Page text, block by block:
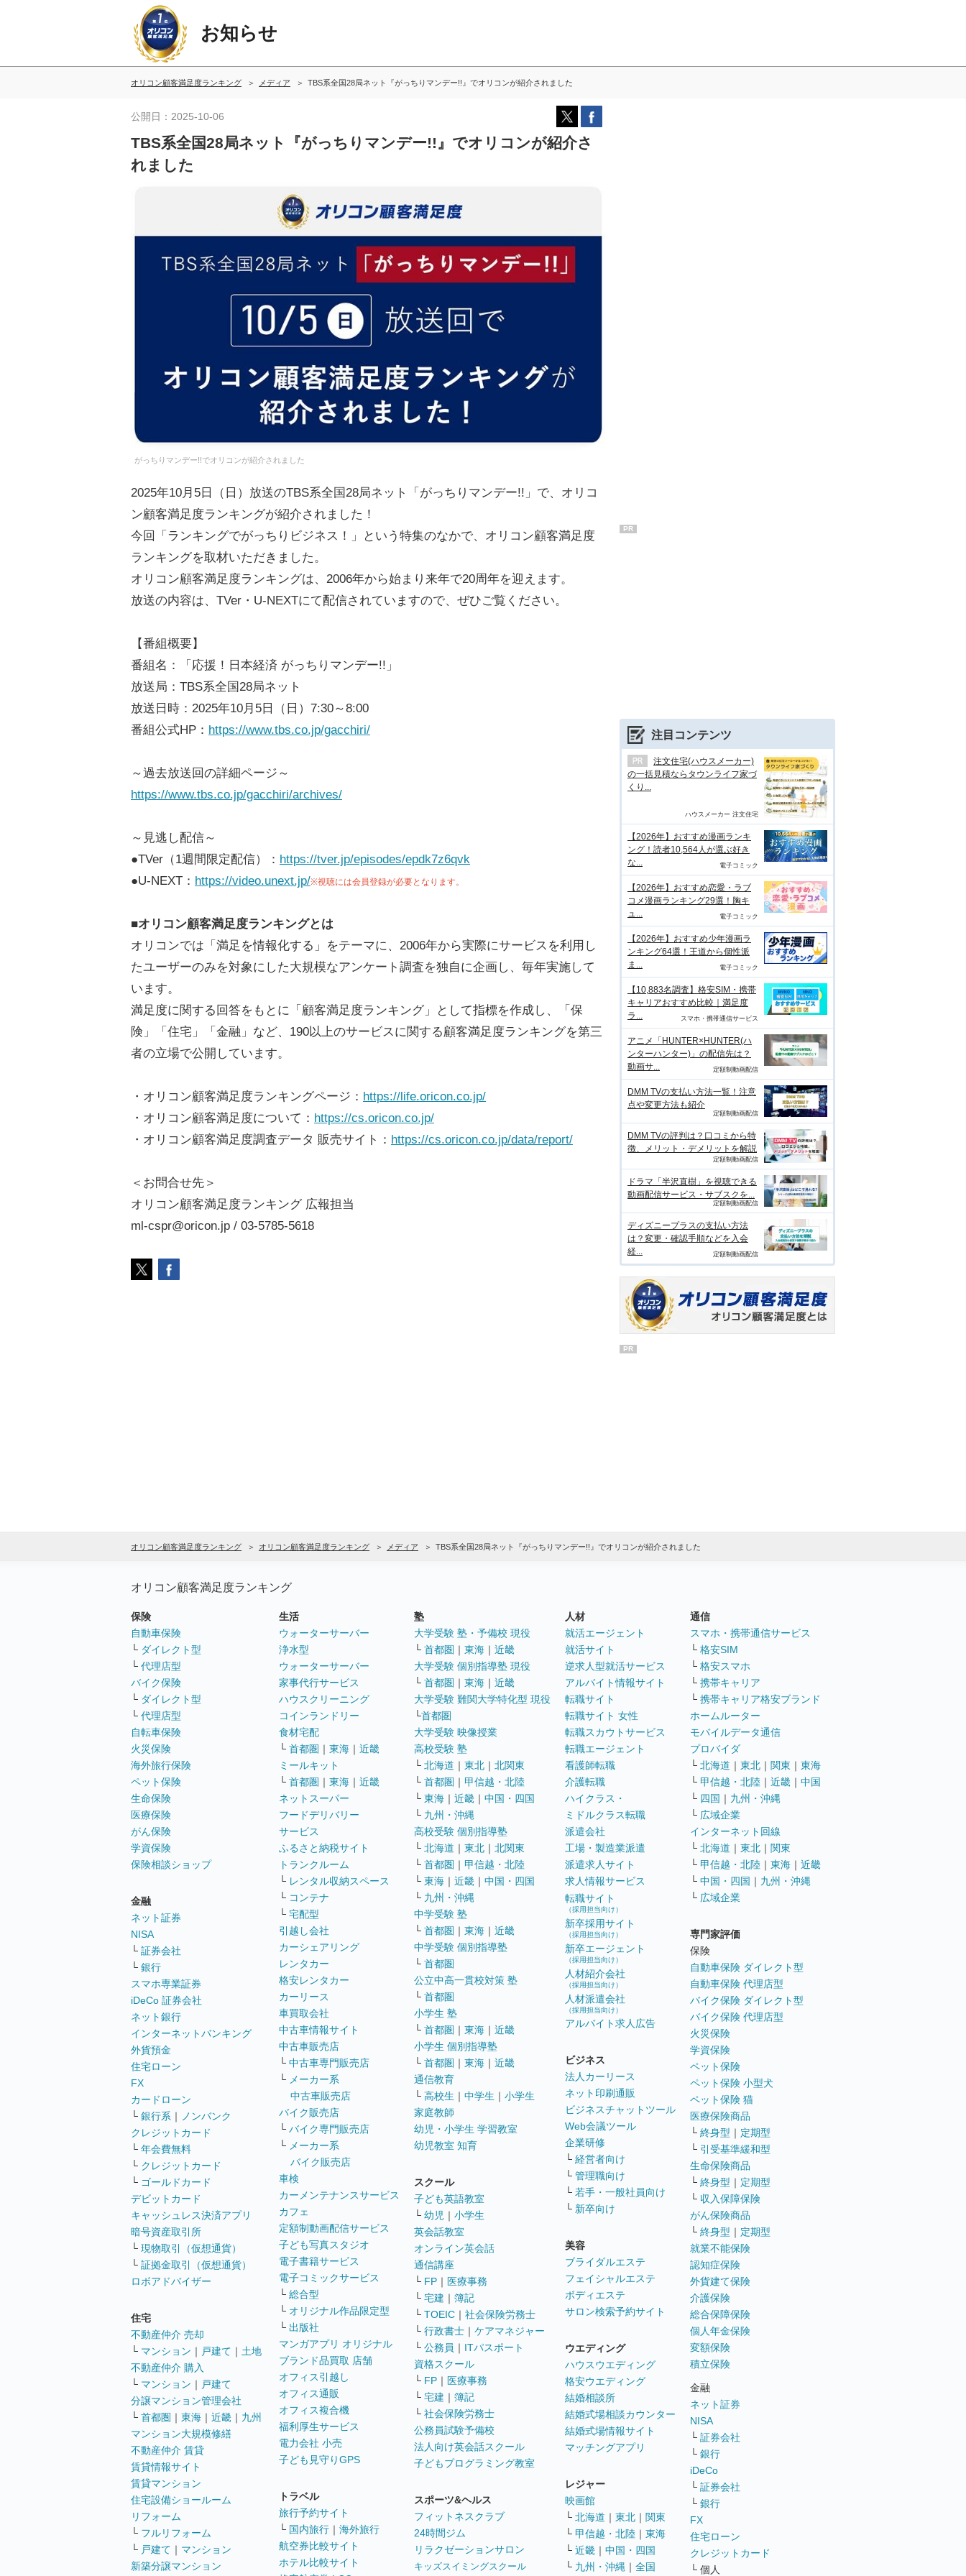
お知らせ
オリコン顧客満足度ランキング メディア TBS系全国28局ネット『がっちりマンデー!!』でオリコンが紹介されました
公開日：2025-10-06
TBS系全国28局ネット『がっちりマンデー!!』でオリコンが紹介さ
れました
がっちりマンデー!!でオリコンが紹介されました
2025年10月5日（日）放送のTBS系全国28局ネット「がっちりマンデー!!」で、オリコ
ン顧客満足度ランキングが紹介されました！
今回「ランキングでがっちりビジネス！」という特集のなかで、オリコン顧客満足度
ランキングを取材いただきました。
オリコン顧客満足度ランキングは、2006年から始まり来年で20周年を迎えます。
放送の内容は、TVer・U-NEXTにて配信されていますので、ぜひご覧ください。
【番組概要】
番組名：「応援！日本経済 がっちりマンデー!!」
放送局：TBS系全国28局ネット
放送日時：2025年10月5日（日）7:30～8:00
番組公式HP： https://www.tbs.co.jp/gacchiri/
～過去放送回の詳細ページ～
https://www.tbs.co.jp/gacchiri/archives/
～見逃し配信～
●TVer（1週間限定配信）： https://tver.jp/episodes/epdk7z6qvk
●U-NEXT： https://video.unext.jp/※視聴には会員登録が必要となります。
■オリコン顧客満足度ランキングとは
オリコンでは「満足を情報化する」をテーマに、2006年から実際にサービスを利用し
たユーザーのみを対象にした大規模なアンケート調査を独自に企画し、毎年実施して
います。
満足度に関する回答をもとに「顧客満足度ランキング」として指標を作成し、「保
険」「住宅」「金融」など、190以上のサービスに関する顧客満足度ランキングを第三
者の立場で公開しています。
・オリコン顧客満足度ランキングページ： https://life.oricon.co.jp/
・オリコン顧客満足度について： https://cs.oricon.co.jp/
・オリコン顧客満足度調査データ 販売サイト： https://cs.oricon.co.jp/data/report/
＜お問合せ先＞
オリコン顧客満足度ランキング 広報担当
ml-cspr@oricon.jp / 03-5785-5618
PR
注目コンテンツ
注文住宅(ハウスメーカー)
の一括見積ならタウンライフ家づ
くり...
ハウスメーカー 注文住宅
【2026年】おすすめ漫画ランキ
ング！読者10,564人が選ぶ好き
な...
電子コミック
【2026年】おすすめ恋愛・ラブ
コメ漫画ランキング29選！胸キ
ュ...
電子コミック
【2026年】おすすめ少年漫画ラ
ンキング64選！王道から個性派
ま...
電子コミック
【10,883名調査】格安SIM・携帯
キャリアおすすめ比較｜満足度
ラ...
スマホ・携帯通信サービス
アニメ「HUNTER×HUNTER(ハ
ンターハンター)」の配信先は？
動画サ...
定額制動画配信
DMM TVの支払い方法一覧！注意
点や変更方法も紹介
定額制動画配信
DMM TVの評判は？口コミから特
徴、メリット・デメリットを解説
定額制動画配信
ドラマ「半沢直樹」を視聴できる
動画配信サービス・サブスクを...
定額制動画配信
ディズニープラスの支払い方法
は？変更・確認手順などを入会
経...
定額制動画配信
PR
オリコン顧客満足度ランキング オリコン顧客満足度ランキング メディア TBS系全国28局ネット『がっちりマンデー!!』でオリコンが紹介されました
オリコン顧客満足度ランキング
保険
自動車保険
└ ダイレクト型
└ 代理店型
バイク保険
└ ダイレクト型
└ 代理店型
自転車保険
火災保険
海外旅行保険
ペット保険
生命保険
医療保険
がん保険
学資保険
保険相談ショップ
金融
ネット証券
NISA
└ 証券会社
└ 銀行
スマホ専業証券
iDeCo 証券会社
ネット銀行
インターネットバンキング
外貨預金
住宅ローン
FX
カードローン
└ 銀行系 ｜
ノンバンク
クレジットカード
└ 年会費無料
└ クレジットカード
└ ゴールドカード
デビットカード
キャッシュレス決済アプリ
暗号資産取引所
└ 現物取引（仮想通貨）
└ 証拠金取引（仮想通貨）
ロボアドバイザー
住宅
不動産仲介 売却
└ マンション ｜ 戸建て ｜ 土地
不動産仲介 購入
└ マンション ｜ 戸建て
分譲マンション管理会社
└ 首都圏 ｜ 東海 ｜ 近畿 ｜ 九州
マンション大規模修繕
不動産仲介 賃貸
賃貸情報サイト
賃貸マンション
住宅設備ショールーム
リフォーム
└ フルリフォーム
└ 戸建て ｜ マンション
新築分譲マンション
生活
ウォーターサーバー
浄水型
ウォーターサーバー
家事代行サービス
ハウスクリーニング
コインランドリー
食材宅配
└ 首都圏 ｜ 東海 ｜ 近畿
ミールキット
└ 首都圏 ｜ 東海 ｜ 近畿
ネットスーパー
フードデリバリー
サービス
ふるさと納税サイト
トランクルーム
└ レンタル収納スペース
└ コンテナ
└ 宅配型
引越し会社
カーシェアリング
レンタカー
格安レンタカー
カーリース
車買取会社
中古車情報サイト
中古車販売店
└ 中古車専門販売店
└ メーカー系
中古車販売店
バイク販売店
└ バイク専門販売店
└ メーカー系
バイク販売店
車検
カーメンテナンスサービス
カフェ
定額制動画配信サービス
子ども写真スタジオ
電子書籍サービス
電子コミックサービス
└ 総合型
└ オリジナル作品限定型
└ 出版社
マンガアプリ オリジナル
ブランド品買取 店舗
オフィス引越し
オフィス通販
オフィス複合機
福利厚生サービス
電力会社 小売
子ども見守りGPS
トラベル
旅行予約サイト
└ 国内旅行 ｜ 海外旅行
航空券比較サイト
ホテル比較サイト
塾
大学受験 塾・予備校 現役
└ 首都圏 ｜ 東海 ｜ 近畿
大学受験 個別指導塾 現役
└ 首都圏 ｜ 東海 ｜ 近畿
大学受験 難関大学特化型 現役
└首都圏
大学受験 映像授業
高校受験 塾
└ 北海道 ｜ 東北 ｜ 北関東
└ 首都圏 ｜ 甲信越・北陸
└ 東海 ｜ 近畿 ｜ 中国・四国
└ 九州・沖縄
高校受験 個別指導塾
└ 北海道 ｜ 東北 ｜ 北関東
└ 首都圏 ｜ 甲信越・北陸
└ 東海 ｜ 近畿 ｜ 中国・四国
└ 九州・沖縄
中学受験 塾
└ 首都圏 ｜ 東海 ｜ 近畿
中学受験 個別指導塾
└ 首都圏
公立中高一貫校対策 塾
└ 首都圏
小学生 塾
└ 首都圏 ｜ 東海 ｜ 近畿
小学生 個別指導塾
└ 首都圏 ｜ 東海 ｜ 近畿
通信教育
└ 高校生 ｜ 中学生 ｜ 小学生
家庭教師
幼児・小学生 学習教室
幼児教室 知育
スクール
子ども英語教室
└ 幼児 ｜ 小学生
英会話教室
オンライン英会話
通信講座
└ FP ｜ 医療事務
└ 宅建 ｜ 簿記
└ TOEIC ｜ 社会保険労務士
└ 行政書士 ｜ ケアマネジャー
└ 公務員 ｜ ITパスポート
資格スクール
└ FP ｜ 医療事務
└ 宅建 ｜ 簿記
└ 社会保険労務士
公務員試験予備校
法人向け英会話スクール
子どもプログラミング教室
スポーツ&ヘルス
フィットネスクラブ
24時間ジム
リラクゼーションサロン
キッズスイミングスクール
人材
就活エージェント
就活サイト
逆求人型就活サービス
アルバイト情報サイト
転職サイト
転職サイト 女性
転職スカウトサービス
転職エージェント
看護師転職
介護転職
ハイクラス・
ミドルクラス転職
派遣会社
工場・製造業派遣
派遣求人サイト
求人情報サービス
転職サイト
（採用担当向け）
新卒採用サイト
（採用担当向け）
新卒エージェント
（採用担当向け）
人材紹介会社
（採用担当向け）
人材派遣会社
（採用担当向け）
アルバイト求人広告
ビジネス
法人カーリース
ネット印刷通販
ビジネスチャットツール
Web会議ツール
企業研修
└ 経営者向け
└ 管理職向け
└ 若手・一般社員向け
└ 新卒向け
美容
ブライダルエステ
フェイシャルエステ
ボディエステ
サロン検索予約サイト
ウエディング
ハウスウエディング
格安ウエディング
結婚相談所
結婚式場相談カウンター
結婚式場情報サイト
マッチングアプリ
レジャー
映画館
└ 北海道 ｜ 東北 ｜ 関東
└ 甲信越・北陸 ｜ 東海
└ 近畿 ｜ 中国・四国
└ 九州・沖縄 ｜ 全国
通信
スマホ・携帯通信サービス
└ 格安SIM
└ 格安スマホ
└ 携帯キャリア
└ 携帯キャリア格安ブランド
ホームルーター
モバイルデータ通信
プロバイダ
└ 北海道 ｜ 東北 ｜ 関東 ｜ 東海
└ 甲信越・北陸 ｜ 近畿 ｜ 中国
└ 四国 ｜ 九州・沖縄
└ 広域企業
インターネット回線
└ 北海道 ｜ 東北 ｜ 関東
└ 甲信越・北陸 ｜ 東海 ｜ 近畿
└ 中国・四国 ｜ 九州・沖縄
└ 広域企業
専門家評価
保険
自動車保険 ダイレクト型
自動車保険 代理店型
バイク保険 ダイレクト型
バイク保険 代理店型
火災保険
学資保険
ペット保険
ペット保険 小型犬
ペット保険 猫
医療保険商品
└ 終身型 ｜ 定期型
└ 引受基準緩和型
生命保険商品
└ 終身型 ｜ 定期型
└ 収入保障保険
がん保険商品
└ 終身型 ｜ 定期型
就業不能保険
認知症保険
外貨建て保険
介護保険
総合保障保険
個人年金保険
変額保険
積立保険
金融
ネット証券
NISA
└ 証券会社
└ 銀行
iDeCo
└ 証券会社
└ 銀行
FX
住宅ローン
クレジットカード
└ 個人